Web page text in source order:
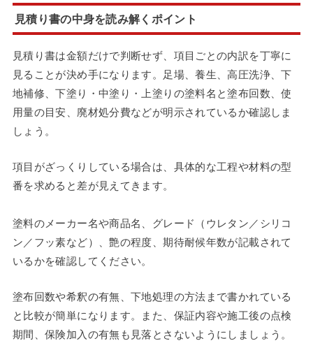
見積り書の中身を読み解くポイント
見積り書は金額だけで判断せず、項目ごとの内訳を丁寧に
見ることが決め手になります。足場、養生、高圧洗浄、下
地補修、下塗り・中塗り・上塗りの塗料名と塗布回数、使
用量の目安、廃材処分費などが明示されているか確認しま
しょう。
項目がざっくりしている場合は、具体的な工程や材料の型
番を求めると差が見えてきます。
塗料のメーカー名や商品名、グレード（ウレタン／シリコ
ン／フッ素など）、艶の程度、期待耐候年数が記載されて
いるかを確認してください。
塗布回数や希釈の有無、下地処理の方法まで書かれている
と比較が簡単になります。また、保証内容や施工後の点検
期間、保険加入の有無も見落とさないようにしましょう。